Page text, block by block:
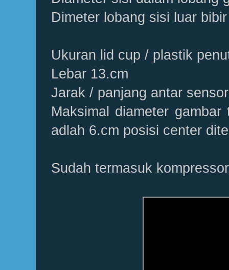
Dimeter lobang sisi luar
Ukuran lid cup / plastik
Lebar 13.cm
Jarak / panjang antar
Maksimal diameter
adlah 6.cm posisi center
Sudah termasuk